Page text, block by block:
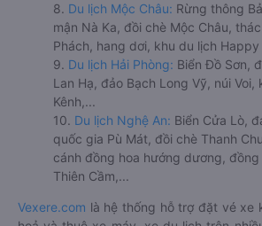
8. Du lịch Mộc Châu: Rừng thông
mận Nà Ka, đồi chè Mộc Châu,
Phách, hang dơi, khu du lịch Happy
9. Du lịch Hải Phòng: Biển Đồ Sơn,
Lan Hạ, đảo Bạch Long Vỹ, núi Voi,
Kênh,...
10. Du lịch Nghệ An: Biển Cửa Lò,
quốc gia Pù Mát, đồi chè Thanh
cánh đồng hoa hướng dương,
Thiên Cầm,...
Vexere.com là hệ thống hỗ trợ đặt vé xe